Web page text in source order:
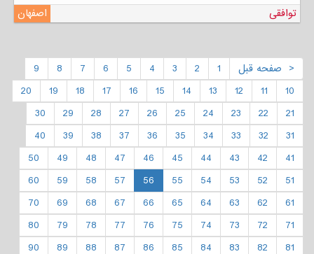
اصفهان توافقی
< صفحه قبل 1
2
3
4
5
6
7
8
9
10
11
12
13
14
15
16
17
18
19
20
21
22
23
24
25
26
27
28
29
30
31
32
33
34
35
36
37
38
39
40
41
42
43
44
45
46
47
48
49
50
51
52
53
54
55
56
57
58
59
60
61
62
63
64
65
66
67
68
69
70
71
72
73
74
75
76
77
78
79
80
81
82
83
84
85
86
87
88
89
90